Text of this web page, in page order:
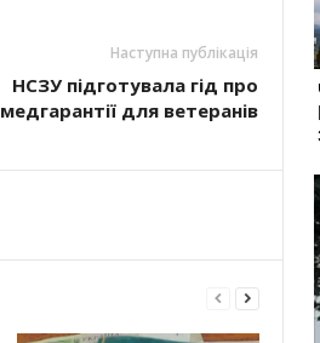
Наступна публікація
НСЗУ підготувала гід про
медгарантії для ветеранів